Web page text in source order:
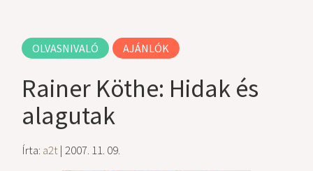
OLVASNIVALÓ AJÁNLÓK
Rainer Köthe: Hidak és
alagutak
Írta: a2t| 2007. 11. 09.